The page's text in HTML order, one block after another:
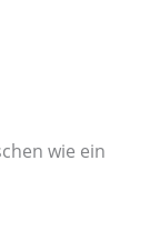
wie ein